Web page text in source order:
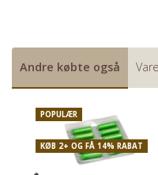
Andre købte også
POPULÆR
KØB 2+ OG FÅ 14% RABAT